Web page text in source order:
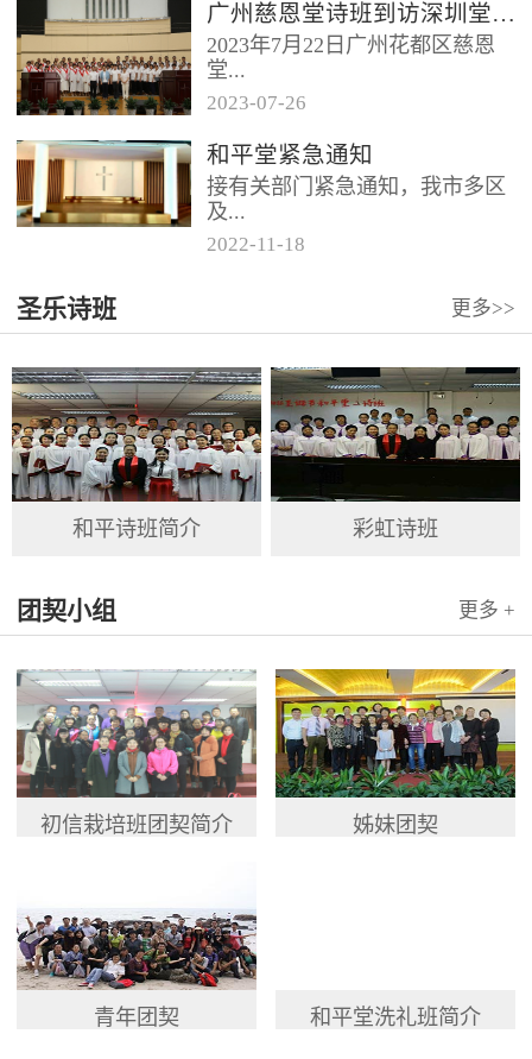
广州慈恩堂诗班到访深圳堂、和平堂
2023年7月22日广州花都区慈恩
堂...
联合诗班在叶海莲牧师的带领
下，先后到访基督教和平堂、深
圳堂。 上午和平堂教...
2023-07-26
和平堂紧急通知
接有关部门紧急通知，我市多区
及...
况比较复杂。基督教和平堂自11
月19日起，执行实施“双暂停”
2022-11 -18
圣乐诗班 更多>>
和平诗班简介 彩虹诗班
团契小组 更多 +
初信栽培班团契简介 姊妹团契
青年团契 和平堂洗礼班简介